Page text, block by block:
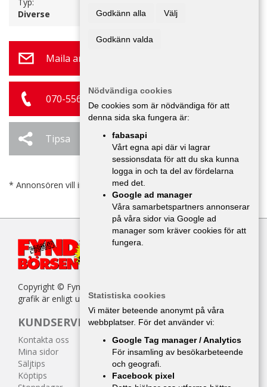
Diverse
Maila annonsör
070-556 50 04
Tipsa
* Annonsören vill inte bli kontaktad av försäljare.
Copyright © Fyndbörsen. All kopiering av texter, bilder eller
grafik är enligt upphovsrättslagen förbjuden.
KUNDSERVICE
Kontakta oss
Mina sidor
Säljtips
Köptips
Godkänn alla Välj
Godkänn valda
Nödvändiga cookies
De cookies som är nödvändiga för att
denna sida ska fungera är:
fabasapi
Vårt egna api där vi lagrar
sessionsdata för att du ska kunna
logga in och ta del av fördelarna
med det.
Google ad manager
Våra samarbetspartners annonserar
på våra sidor via Google ad
manager som kräver cookies för att
fungera.
Statistiska cookies
Vi mäter beteende anonymt på våra
webbplatser. För det använder vi:
Google Tag manager / Analytics
För insamling av besökarbeteende
och geografi.
Facebook pixel